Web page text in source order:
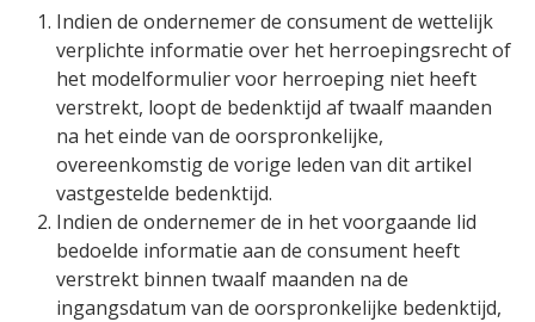
Indien de ondernemer de consument de wettelijk
verplichte informatie over het herroepingsrecht of
het modelformulier voor herroeping niet heeft
verstrekt, loopt de bedenktijd af twaalf maanden
na het einde van de oorspronkelijke,
overeenkomstig de vorige leden van dit artikel
vastgestelde bedenktijd.
Indien de ondernemer de in het voorgaande lid
bedoelde informatie aan de consument heeft
verstrekt binnen twaalf maanden na de
ingangsdatum van de oorspronkelijke bedenktijd,